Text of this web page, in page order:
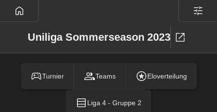
Uniliga Sommerseason 2023
Turnier Teams Eloverteilung
Liga 4 - Gruppe 2